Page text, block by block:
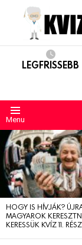
LEGFRISSEBB
Menu
LEGUTÓBBIAK
HOGY IS HÍVJÁK?
MAGYAROK
KERESSÜK KVÍZ 11. RÉSZ